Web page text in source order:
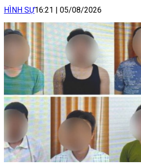
HÌNH SỰ16:21 05/08/2026